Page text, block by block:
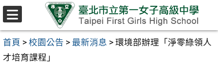
跳至主要內容區
首頁 > 校園公告 > 最新消息 > 環境部辦理「淨零綠領人
才培育課程」
選
單